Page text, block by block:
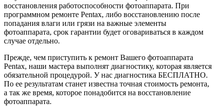
восстановления работоспособности фотоаппарата. При
программном ремонте Pentax, либо восстановлению после
попадания влаги или грязи на важные элементы
фотоаппарата, срок гарантии будет оговариваться в каждом
случае отдельно.
Прежде, чем приступить к ремонт Вашего фотоаппарата
Pentax, наши мастера выполнят диагностику, которая является
обязательной процедурой. У нас диагностика БЕСПЛАТНО.
По ее результатам станет известна точная стоимость ремонта,
а так же время, которое понадобится на восстановление
фотоаппарата.